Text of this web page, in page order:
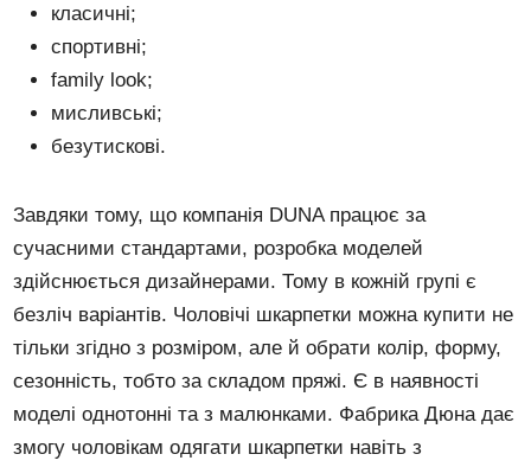
класичні;
спортивні;
family look;
мисливські;
безутискові.
Завдяки тому, що компанія DUNA працює за
сучасними стандартами, розробка моделей
здійснюється дизайнерами. Тому в кожній групі є
безліч варіантів. Чоловічі шкарпетки можна купити не
тільки згідно з розміром, але й обрати колір, форму,
сезонність, тобто за складом пряжі. Є в наявності
моделі однотонні та з малюнками. Фабрика Дюна дає
змогу чоловікам одягати шкарпетки навіть з